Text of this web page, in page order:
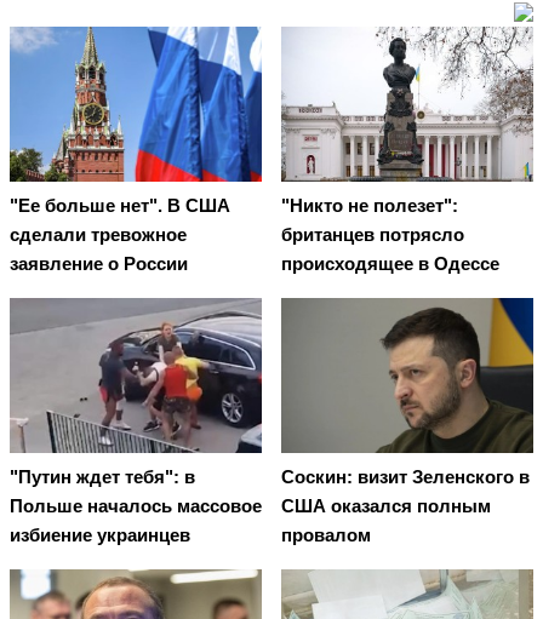
"Ее больше нет". В США
сделали тревожное
заявление о России
"Никто не полезет":
британцев потрясло
происходящее в Одессе
"Путин ждет тебя": в
Польше началось массовое
избиение украинцев
Соскин: визит Зеленского в
США оказался полным
провалом